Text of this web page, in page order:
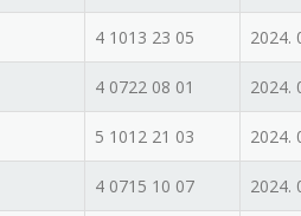
4 1013 23 05 2024.
4 0722 08 01 2024.
5 1012 21 03 2024.
4 0715 10 07 2024.